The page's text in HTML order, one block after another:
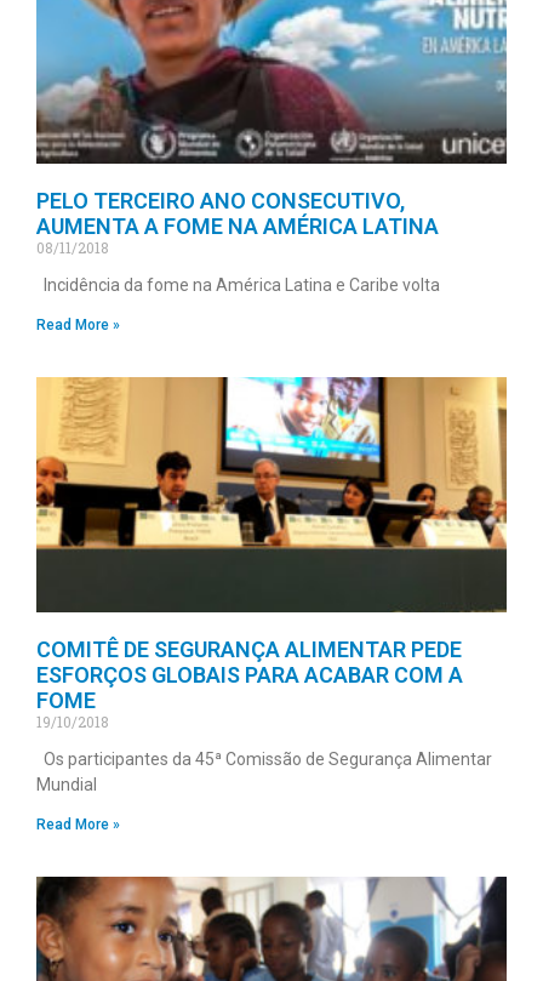
PELO TERCEIRO ANO CONSECUTIVO,
AUMENTA A FOME NA AMÉRICA LATINA
08/11/2018
Incidência da fome na América Latina e Caribe volta
Read More »
COMITÊ DE SEGURANÇA ALIMENTAR PEDE
ESFORÇOS GLOBAIS PARA ACABAR COM A
FOME
19/10/2018
Os participantes da 45ª Comissão de Segurança Alimentar
Mundial
Read More »